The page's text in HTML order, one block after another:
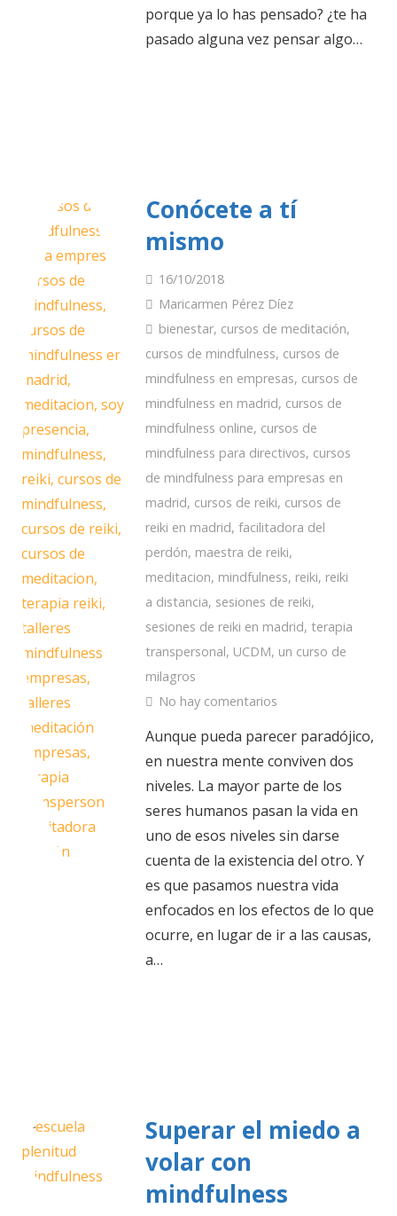
porque ya lo has pensado? ¿te ha
pasado alguna vez pensar algo…
Conócete a tí
mismo
16/10/2018
Maricarmen Pérez Díez
bienestar, cursos de meditación,
cursos de mindfulness, cursos de
mindfulness en empresas, cursos de
mindfulness en madrid, cursos de
mindfulness online, cursos de
mindfulness para directivos, cursos
de mindfulness para empresas en
madrid, cursos de reiki, cursos de
reiki en madrid, facilitadora del
perdón, maestra de reiki,
meditacion, mindfulness, reiki, reiki
a distancia, sesiones de reiki,
sesiones de reiki en madrid, terapia
transpersonal, UCDM, un curso de
milagros
No hay comentarios
Aunque pueda parecer paradójico,
en nuestra mente conviven dos
niveles. La mayor parte de los
seres humanos pasan la vida en
uno de esos niveles sin darse
cuenta de la existencia del otro. Y
es que pasamos nuestra vida
enfocados en los efectos de lo que
ocurre, en lugar de ir a las causas,
a…
Superar el miedo a
volar con
mindfulness